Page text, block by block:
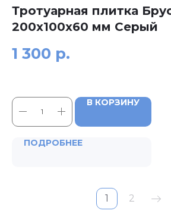
Тротуарная плитка
200x100x60 мм Серый
1 300 р.
В КОРЗИНУ
ПОДРОБНЕЕ
1 2